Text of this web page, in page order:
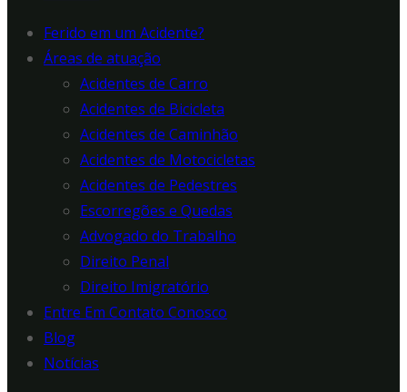
Ferido em um Acidente?
Áreas de atuação
Acidentes de Carro
Acidentes de Bicicleta
Acidentes de Caminhão
Acidentes de Motocicletas
Acidentes de Pedestres
Escorregões e Quedas
Advogado do Trabalho
Direito Penal
Direito Imigratório
Entre Em Contato Conosco
Blog
Notícias